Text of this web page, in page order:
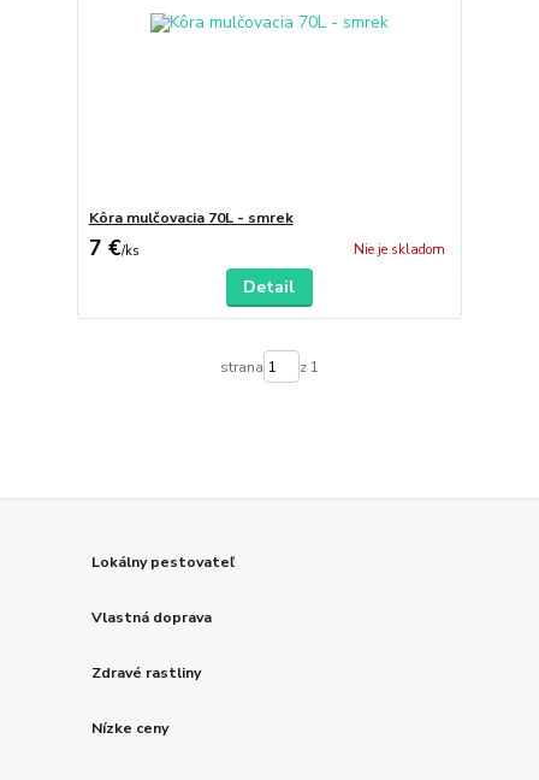
Kôra mulčovacia 70L - smrek
7 €/ks Nie je skladom
Detail
strana z 1
Lokálny pestovateľ
Vlastná doprava
Zdravé rastliny
Nízke ceny